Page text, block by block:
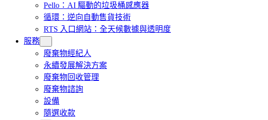
Pello：AI 驅動的垃圾桶感應器
循環：逆向自動售貨技術
RTS 入口網站：全天候數據與透明度
服務
廢棄物經紀人
永續發展解決方案
廢棄物回收管理
廢棄物諮詢
設備
隨選收款